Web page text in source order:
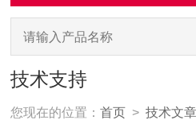
技术支持
您现在的位置：首页 >技术文章